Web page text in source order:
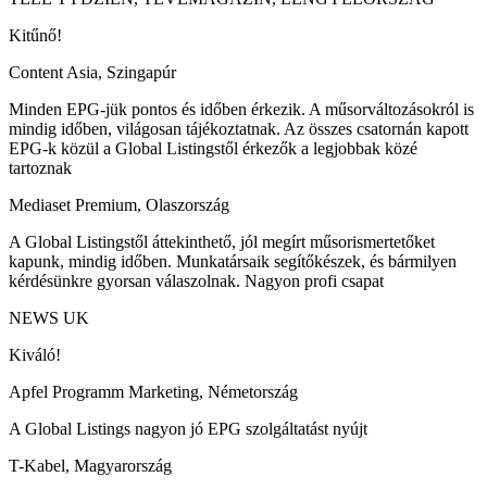
Kitűnő!
Content Asia, Szingapúr
Minden EPG-jük pontos és időben érkezik. A műsorváltozásokról is
mindig időben, világosan tájékoztatnak. Az összes csatornán kapott
EPG-k közül a Global Listingstől érkezők a legjobbak közé
tartoznak
Mediaset Premium, Olaszország
A Global Listingstől áttekinthető, jól megírt műsorismertetőket
kapunk, mindig időben. Munkatársaik segítőkészek, és bármilyen
kérdésünkre gyorsan válaszolnak. Nagyon profi csapat
NEWS UK
Kiváló!
Apfel Programm Marketing, Németország
A Global Listings nagyon jó EPG szolgáltatást nyújt
T-Kabel, Magyarország